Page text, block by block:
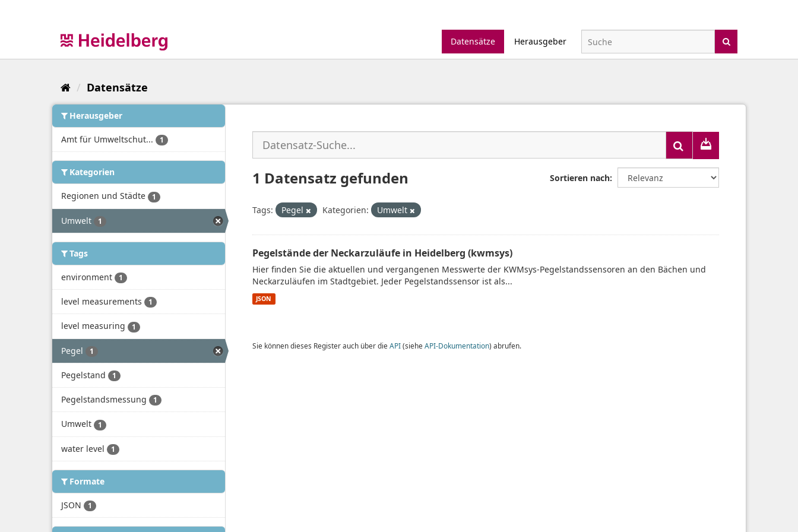
Datensätze
Herausgeber
Datensätze
Herausgeber
Amt für Umweltschut... 1
Kategorien
Regionen und Städte 1
Umwelt 1
Tags
environment 1
level measurements 1
level measuring 1
Pegel 1
Pegelstand 1
Pegelstandsmessung 1
Umwelt 1
water level 1
Formate
JSON 1
Sortieren nach
1 Datensatz gefunden
Tags: Pegel Kategorien: Umwelt
Pegelstände der Neckarzuläufe in Heidelberg (kwmsys)
Hier finden Sie die aktuellen und vergangenen Messwerte der KWMsys-Pegelstandssensoren an den Bächen und
Neckarzuläufen im Stadtgebiet. Jeder Pegelstandssensor ist als...
JSON
Sie können dieses Register auch über die API(siehe API-Dokumentation) abrufen.